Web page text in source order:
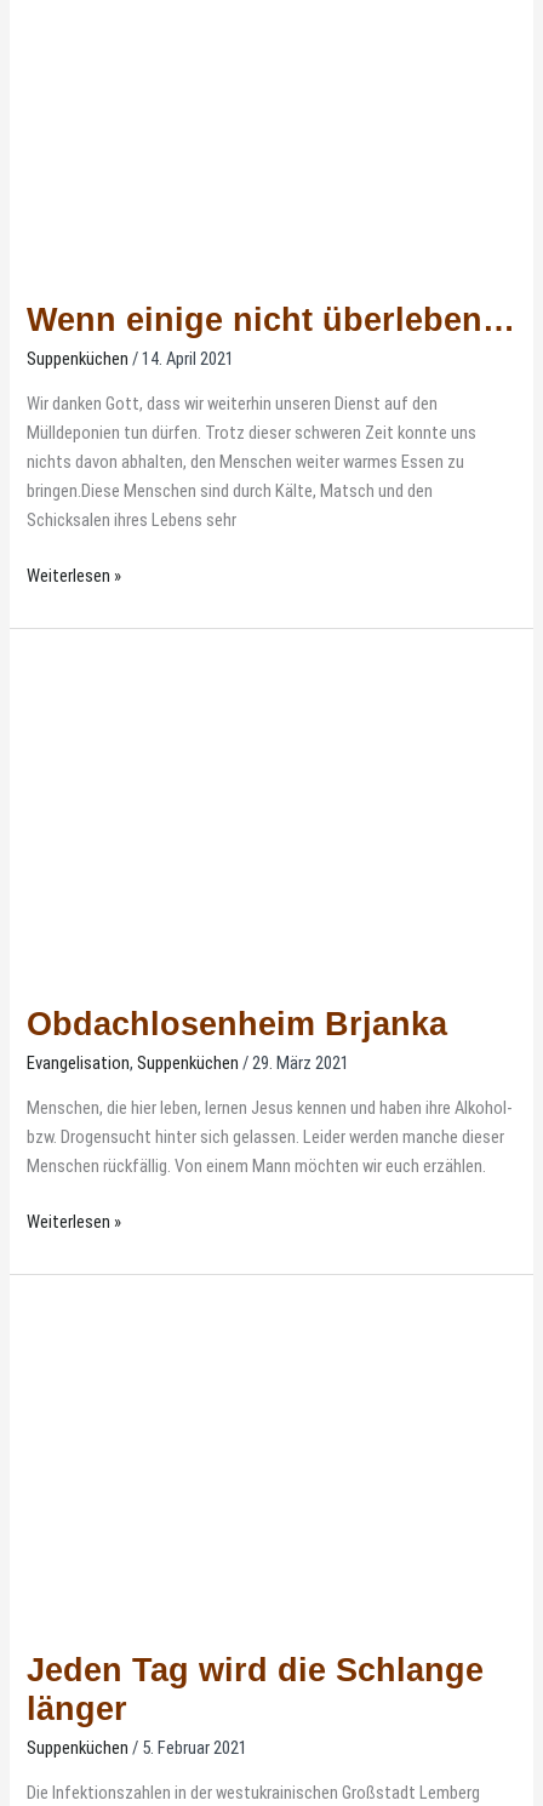
Wenn einige nicht überleben…
Suppenküchen /14. April 2021
Wir danken Gott, dass wir weiterhin unseren Dienst auf den
Mülldeponien tun dürfen. Trotz dieser schweren Zeit konnte uns
nichts davon abhalten, den Menschen weiter warmes Essen zu
bringen.Diese Menschen sind durch Kälte, Matsch und den
Schicksalen ihres Lebens sehr
Weiterlesen »
Obdachlosenheim Brjanka
Evangelisation,Suppenküchen /29. März 2021
Menschen, die hier leben, lernen Jesus kennen und haben ihre Alkohol-
bzw. Drogensucht hinter sich gelassen. Leider werden manche dieser
Menschen rückfällig. Von einem Mann möchten wir euch erzählen.
Weiterlesen »
Jeden Tag wird die Schlange
länger
Suppenküchen / 5. Februar 2021
Die Infektionszahlen in der westukrainischen Großstadt Lemberg